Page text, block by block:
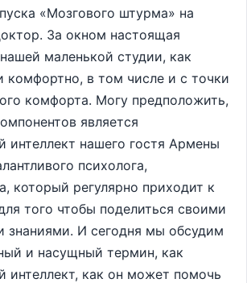
«Мозгового штурма» на
За окном настоящая
маленькой студии, как
комфортно, в том числе и с точки
комфорта. Могу предположить,
является
интеллект нашего гостя Армены
психолога,
который регулярно приходит к
того чтобы поделиться своими
знаниями. И сегодня мы обсудим
и насущный термин, как
интеллект, как он может помочь